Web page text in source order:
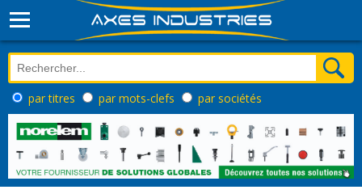
par titres par mots-clefs par sociétés